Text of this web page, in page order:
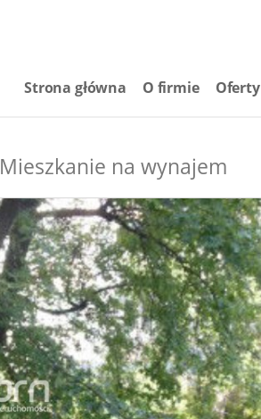
Strona główna O firmie Oferty
Mieszkanie na wynajem